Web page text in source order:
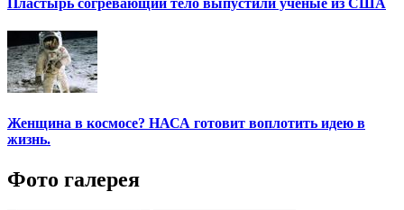
Женщина в космосе? НАСА готовит воплотить идею в
жизнь.
Фото галерея